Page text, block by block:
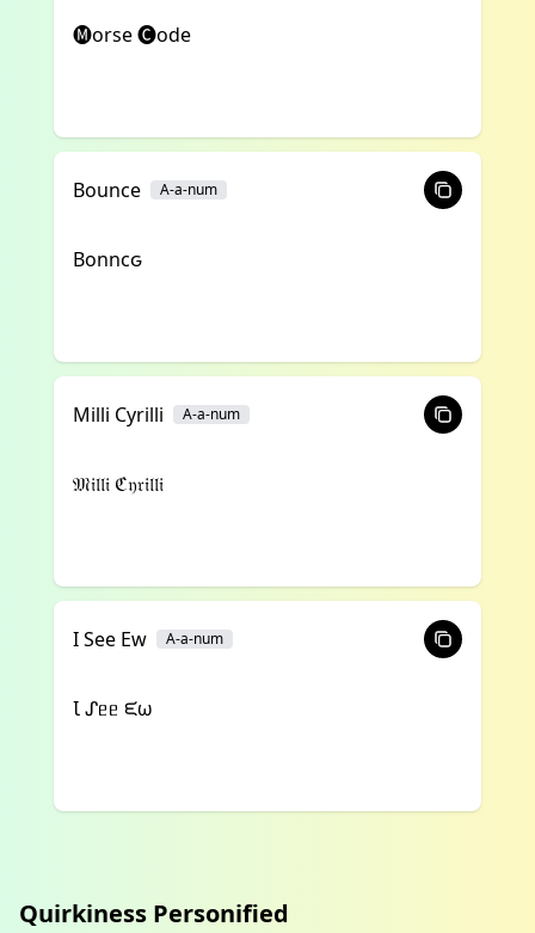
🅜orse 🅒ode
Bounce A-a-num
Bonncԍ
Milli Cyrilli A-a-num
𝔐𝔦𝔩𝔩𝔦 ℭ𝔶𝔯𝔦𝔩𝔩𝔦
I See Ew A-a-num
Ꙇ ᔑᥱᥱ ᙓω
Quirkiness Personified